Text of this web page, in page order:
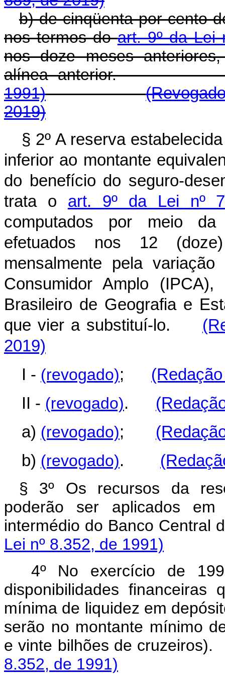
b) de cinqüenta por cento
nos termos doart. 9º da Lei
nos doze meses
alínea
1991)
2019)
§ 2º A reserva
inferior ao montante
do benefício do seguro-
trata o art. 9º da Lei nº
computados por meio
efetuados nos 12
mensalmente pela
Consumidor Amplo
Brasileiro de Geografia e
que vier a substituí-lo.
2019)
I - (revogado);
II - (revogado).
a) (revogado);
b) (revogado).
§ 3º Os recursos da
poderão ser aplicados
intermédio do Banco
Lei nº 8.352, de 1991)
4º No exercício de
disponibilidades
mínima de liquidez em
serão no montante mínimo
e vinte bilhões de
8.352, de 1991)